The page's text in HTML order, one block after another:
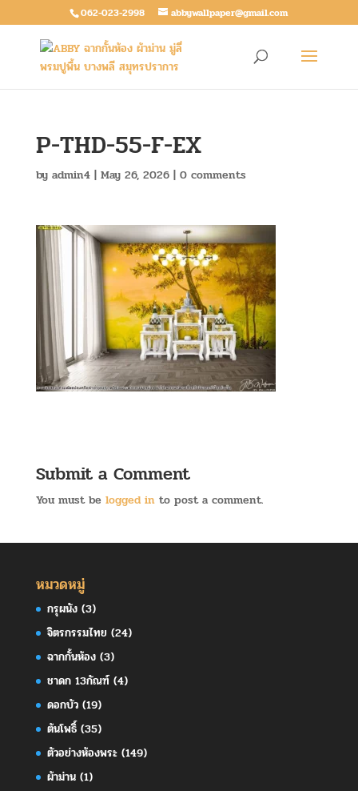
062-023-2998 abbywallpaper@gmail.com
P-THD-55-F-EX
by admin4| May 26, 2026| 0 comments
Submit a Comment
You must be logged into post a comment.
หมวดหมู่
กรุผนัง(3)
จิตรกรรมไทย (24)
ฉากกั้นห้อง(3)
ชาดก 13กัณฑ์(4)
ดอกบัว(19)
ต้นโพธิ์(35)
ตัวอย่างห้องพระ(149)
ผ้าม่าน(1)